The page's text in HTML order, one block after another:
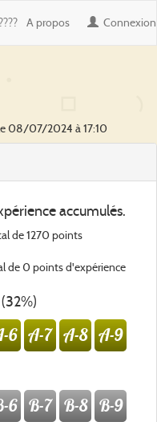
Connexion
A propos
08/07/2024 à 17:10
accumulés.
de 1270 points
de 0 points d'expérience
6 A-7 A-8 A-9
6 B-7 B-8 B-9